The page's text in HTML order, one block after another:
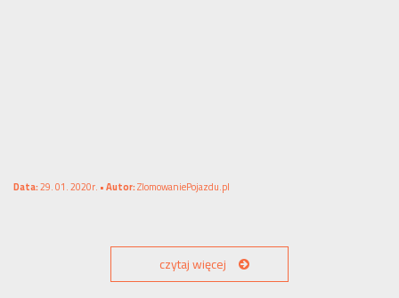
Data:29. 01. 2020r. •Autor:ZlomowaniePojazdu.pl
czytaj więcej